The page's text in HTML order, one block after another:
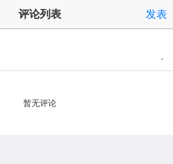
评论列表 发表
暂无评论